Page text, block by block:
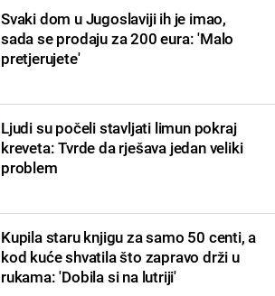
Svaki dom u Jugoslaviji ih je imao,
sada se prodaju za 200 eura: 'Malo
pretjerujete'
Ljudi su počeli stavljati limun pokraj
kreveta: Tvrde da rješava jedan veliki
problem
Kupila staru knjigu za samo 50 centi, a
kod kuće shvatila što zapravo drži u
rukama: 'Dobila si na lutriji'